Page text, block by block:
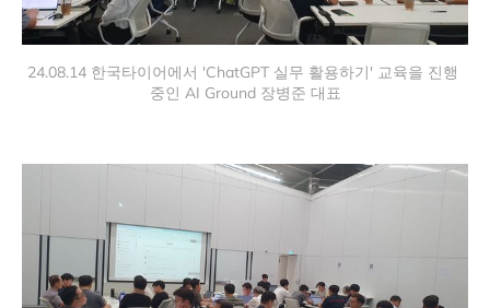
24.08.14 한국타이어에서 'ChatGPT 실무 활용하기' 교육을 진행
중인 AI Ground 장병준 대표